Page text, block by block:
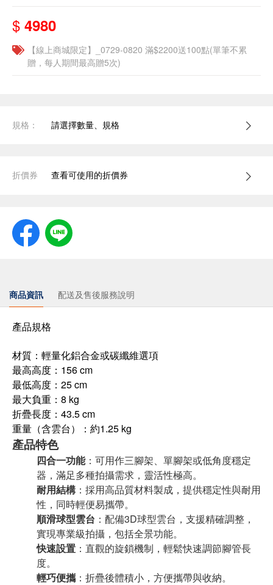
$ 4980
【線上商城限定】_0729-0820 滿$2200送100點(單筆不累
贈，每人期間最高贈5次)
規格： 請選擇數量、規格
折價券 查看可使用的折價券
商品資訊 配送及售後服務說明
產品規格
材質：輕量化鋁合金或碳纖維選項
最高高度：156 cm
最低高度：25 cm
最大負重：8 kg
折疊長度：43.5 cm
重量（含雲台）：約1.25 kg
產品特色
四合一功能：可用作三腳架、單腳架或低角度穩定
器，滿足多種拍攝需求，靈活性極高。
耐用結構 ：採用高品質材料製成，提供穩定性與耐用
性，同時輕便易攜帶。
順滑球型雲台 ：配備3D球型雲台，支援精確調整，
實現專業級拍攝，包括全景功能。
快速設置 ：直觀的旋鎖機制，輕鬆快速調節腳管長
度。
輕巧便攜 ：折疊後體積小，方便攜帶與收納。